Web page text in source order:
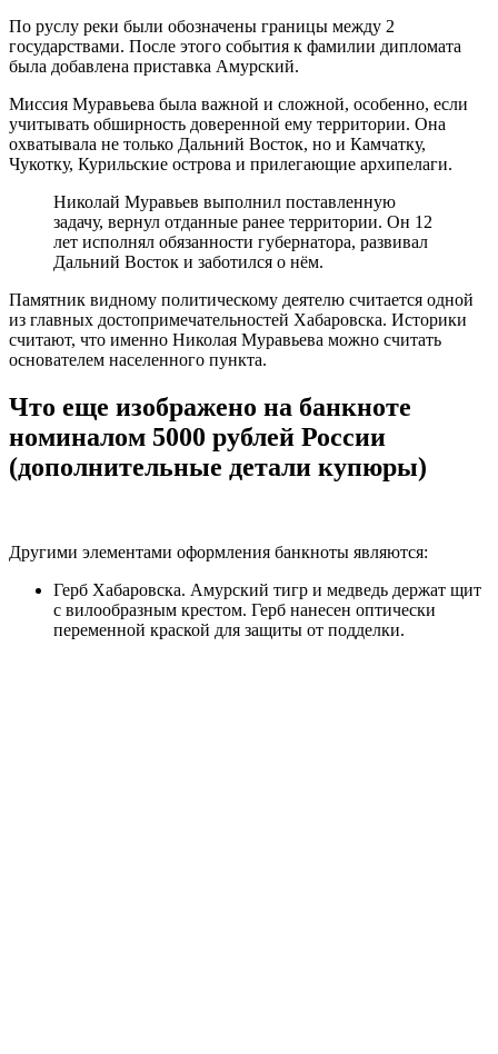
По руслу реки были обозначены границы между 2
государствами. После этого события к фамилии дипломата
была добавлена приставка Амурский.
Миссия Муравьева была важной и сложной, особенно, если
учитывать обширность доверенной ему территории. Она
охватывала не только Дальний Восток, но и Камчатку,
Чукотку, Курильские острова и прилегающие архипелаги.
Николай Муравьев выполнил поставленную
задачу, вернул отданные ранее территории. Он 12
лет исполнял обязанности губернатора, развивал
Дальний Восток и заботился о нём.
Памятник видному политическому деятелю считается одной
из главных достопримечательностей Хабаровска. Историки
считают, что именно Николая Муравьева можно считать
основателем населенного пункта.
Что еще изображено на банкноте
номиналом 5000 рублей России
(дополнительные детали купюры)
Другими элементами оформления банкноты являются:
Герб Хабаровска. Амурский тигр и медведь держат щит
с вилообразным крестом. Герб нанесен оптически
переменной краской для защиты от подделки.